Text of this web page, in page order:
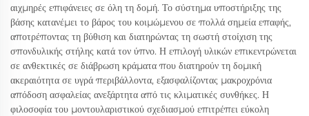
αιχμηρές επιφάνειες σε όλη τη δομή. Το σύστημα υποστήριξης της
βάσης κατανέμει το βάρος του κοιμώμενου σε πολλά σημεία επαφής,
αποτρέποντας τη βύθιση και διατηρώντας τη σωστή στοίχιση της
σπονδυλικής στήλης κατά τον ύπνο. Η επιλογή υλικών επικεντρώνεται
σε ανθεκτικές σε διάβρωση κράματα που διατηρούν τη δομική
ακεραιότητα σε υγρά περιβάλλοντα, εξασφαλίζοντας μακροχρόνια
απόδοση ασφαλείας ανεξάρτητα από τις κλιματικές συνθήκες. Η
φιλοσοφία του μοντουλαριστικού σχεδιασμού επιτρέπει εύκολη